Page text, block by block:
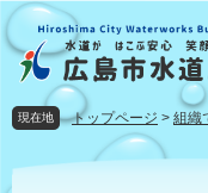
ペ
ー
先
メ
ニ
を現在地 トップページ > 組織
本